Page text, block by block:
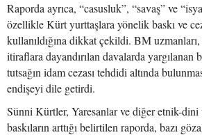
Raporda ayrıca, “casusluk”, “savaş” ve
özellikle Kürt yurttaşlara yönelik baskı ve
kullanıldığına dikkat çekildi. BM
itiraflara dayandırılan davalarda yargılanan
tutsağın idam cezası tehdidi altında
endişeyi dile getirdi.
Sünni Kürtler, Yaresanlar ve diğer etnik-
baskıların arttığı belirtilen raporda, bazı